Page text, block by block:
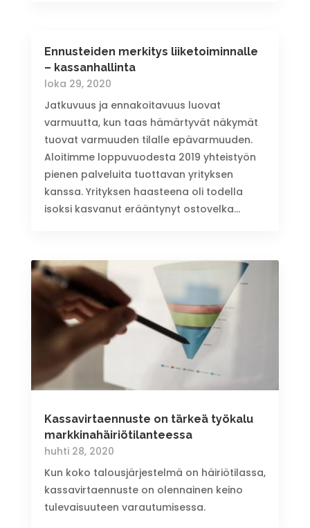
Ennusteiden merkitys liiketoiminnalle
– kassanhallinta
loka 29, 2020
Jatkuvuus ja ennakoitavuus luovat
varmuutta, kun taas hämärtyvät näkymät
tuovat varmuuden tilalle epävarmuuden.
Aloitimme loppuvuodesta 2019 yhteistyön
pienen palveluita tuottavan yrityksen
kanssa. Yrityksen haasteena oli todella
isoksi kasvanut erääntynyt ostovelka...
Kassavirtaennuste on tärkeä työkalu
markkinahäiriö­tilanteessa
huhti 28, 2020
Kun koko talousjärjestelmä on häiriötilassa,
kassavirtaennuste on olennainen keino
tulevaisuuteen varautumisessa.